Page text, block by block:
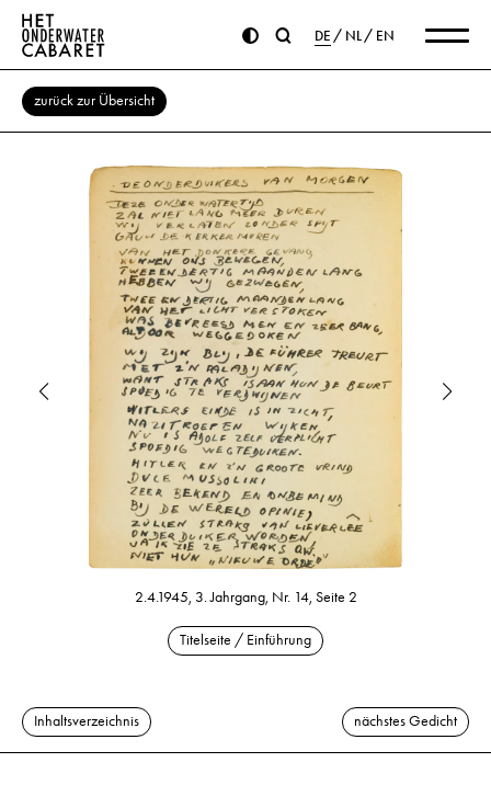
DE NL EN
zurück zur Übersicht
2.4.1945, 3. Jahrgang, Nr. 14, Seite 2
Titelseite / Einführung
Inhaltsverzeichnis nächstes Gedicht